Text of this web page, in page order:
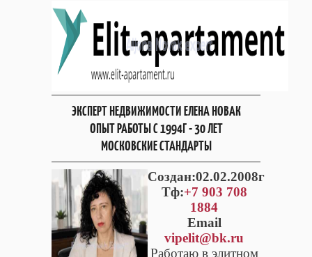
ЭКСПЕРТ НЕДВИЖИМОСТИ ЕЛЕНА НОВАК
ОПЫТ РАБОТЫ С 1994Г - 30 ЛЕТ
МОСКОВСКИЕ СТАНДАРТЫ
Cоздан:02.02.2008г
Тф:+7 903 708
1884
Email
vipelit@bk.ru
Работаю в элитном